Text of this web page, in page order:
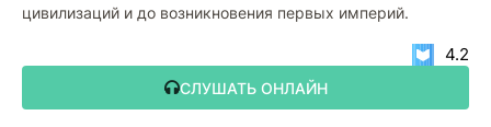
цивилизаций и до возникновения первых империй.
СЛУШАТЬ ОНЛАЙН
4.2